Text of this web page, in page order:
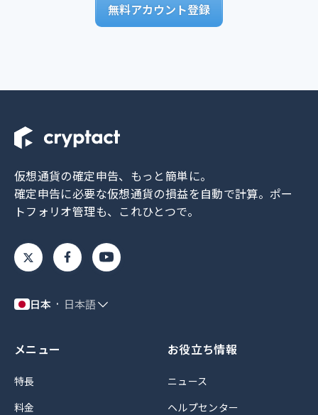
無料アカウント登録
仮想通貨の確定申告、もっと簡単に。
確定申告に必要な仮想通貨の損益を自動で計算。 ポー
トフォリオ管理も、これひとつで。
日本 日本語
メニュー
特長
料金
お役立ち情報
ニュース
ヘルプセンター